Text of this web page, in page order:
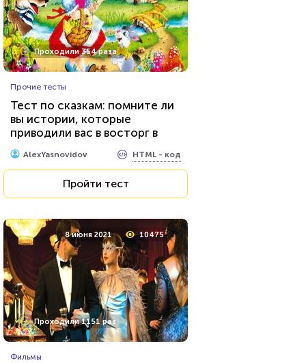
Проходили 354 раза
Прочие тесты
Тест по сказкам: помните ли
вы истории, которые
приводили вас в восторг в
детстве?
AlexYasnovidov HTML - код
Пройти тест
8 июня 2021 10475
Проходили 1151 раз
Фильмы